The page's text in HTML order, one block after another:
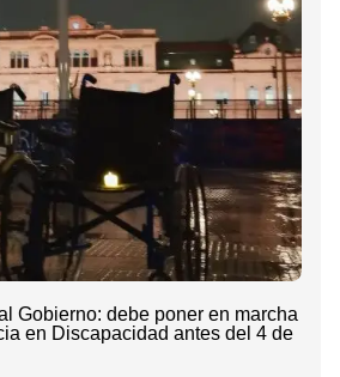
Gobierno: debe poner en marcha
en Discapacidad antes del 4 de